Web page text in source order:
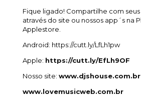
Fique ligado! Compartilhe com
através do site ou nossos app´s na
Applestore.
Android: https://cutt.ly/LfLh1pw
Apple: https://cutt.ly/EfLh9OF
Nosso site: www.djshouse.com.br
www.lovemusicweb.com.br